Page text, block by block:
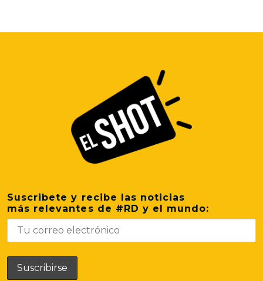
Suscribete y recibe las noticias
más relevantes de #RD y el mundo: